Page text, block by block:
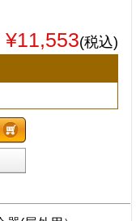
¥11,553(税込)